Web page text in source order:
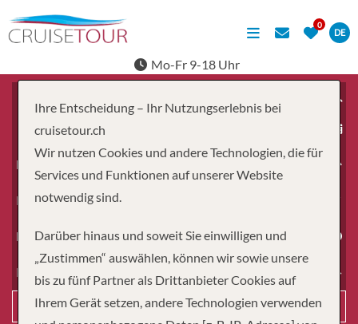
DE
Mo-Fr 9-18 Uhr
Erwachsene
Kinder
Dauer
Reiseart
Suchen
Ihre Entscheidung – Ihr Nutzungserlebnis bei
cruisetour.ch
Wir nutzen Cookies und andere Technologien, die für
Services und Funktionen auf unserer Website
notwendig sind.
Darüber hinaus und soweit Sie einwilligen und
„Zustimmen“ auswählen, können wir sowie unsere
bis zu fünf Partner als Drittanbieter Cookies auf
Ihrem Gerät setzen, andere Technologien verwenden